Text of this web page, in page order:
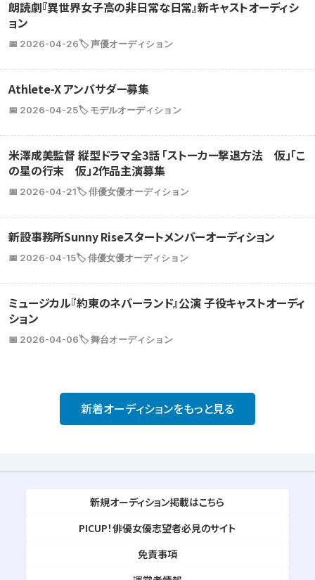
朗読劇『異世界女子高の非日常な日常』新キャストオーディシ
ョン
📅 2026-04-26🏷️ 声優オーディション
Athlete-X アンバサダー募集
📅 2026-04-25🏷️ モデルオーディション
米澤成美監督 縦型ドラマ全3話 「ストーカー撃退方法 仮」「こ
の星の行末 仮」2作品主演募集
📅 2026-04-21🏷️ 俳優女優オーディション
新設事務所Sunny Riseスタートメンバーオーディション
📅 2026-04-15🏷️ 俳優女優オーディション
ミュージカル『約束のネバーランド』公演 子役キャストオーディ
ション
📅 2026-04-06🏷️ 舞台オーディション
新着オーディションをもっと見る
新規オーディション掲載はこちら
PICUP！俳優女優志望者必見のサイト
免責事項